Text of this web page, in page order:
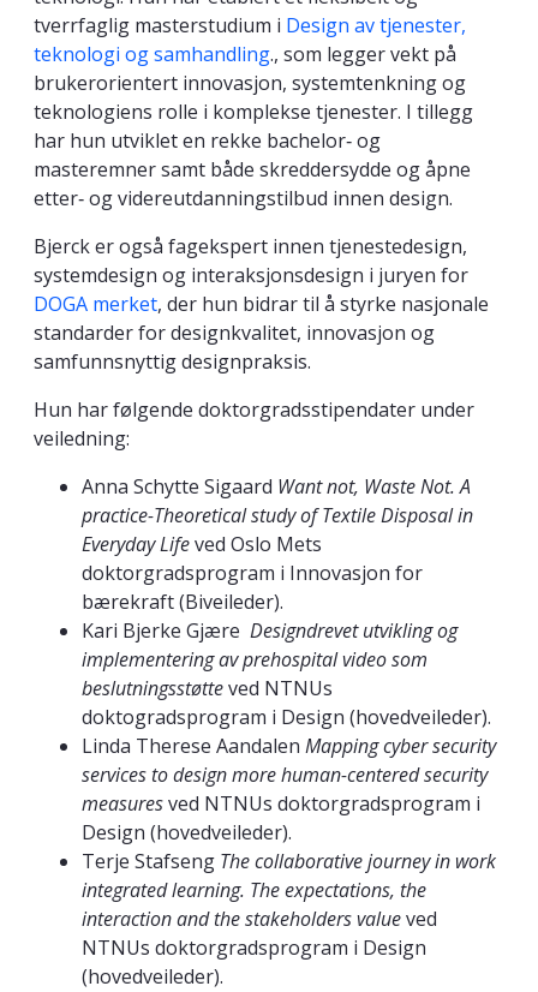
tverrfaglig masterstudium i Design av tjenester,
teknologi og samhandling., som legger vekt på
brukerorientert innovasjon, systemtenkning og
teknologiens rolle i komplekse tjenester. I tillegg
har hun utviklet en rekke bachelor‑ og
masteremner samt både skreddersydde og åpne
etter‑ og videreutdanningstilbud innen design.
Bjerck er også fagekspert innen tjenestedesign,
systemdesign og interaksjonsdesign i juryen for
DOGA merket, der hun bidrar til å styrke nasjonale
standarder for designkvalitet, innovasjon og
samfunnsnyttig designpraksis.
Hun har følgende doktorgradsstipendater under
veiledning:
Anna Schytte Sigaard Want not, Waste Not. A
practice-Theoretical study of Textile Disposal in
Everyday Lifeved Oslo Mets
doktorgradsprogram i Innovasjon for
bærekraft (Biveileder).
Kari Bjerke Gjære Designdrevet utvikling og
implementering av prehospital video som
beslutningsstøtteved NTNUs
doktogradsprogram i Design (hovedveileder).
Linda Therese Aandalen Mapping cyber security
services to design more human-centered security
measuresved NTNUs doktorgradsprogram i
Design (hovedveileder).
Terje Stafseng The collaborative journey in work
integrated learning. The expectations, the
interaction and the stakeholders valueved
NTNUs doktorgradsprogram i Design
(hovedveileder).